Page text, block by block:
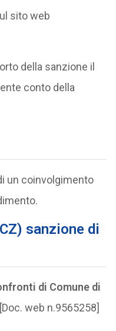
sito web
della sanzione il
conto della
un coinvolgimento
sanzione di
di Comune di
web n.9565258]